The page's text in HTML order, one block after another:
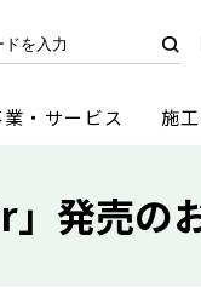
・サービス 施
発売の